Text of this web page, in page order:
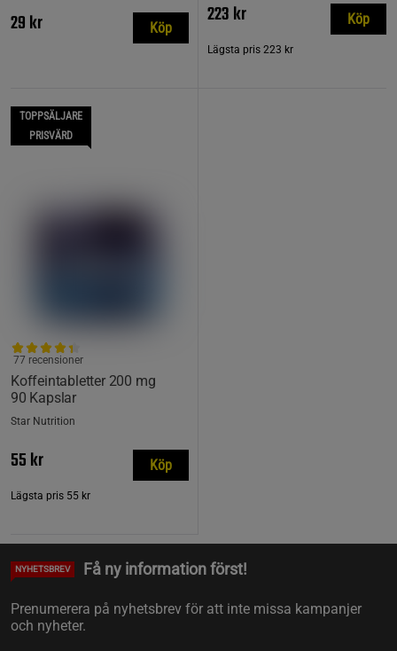
29 kr Köp 223 kr
Lägsta pris 223 kr
Köp
TOPPSÄLJARE
PRISVÄRD
Koffeintabletter 200 mg
90 Kapslar
77 recensioner
Star Nutrition
55 kr
Lägsta pris 55 kr
Köp
NYHETSBREV Få ny information först!
Prenumerera på nyhetsbrev för att inte missa kampanjer
och nyheter.